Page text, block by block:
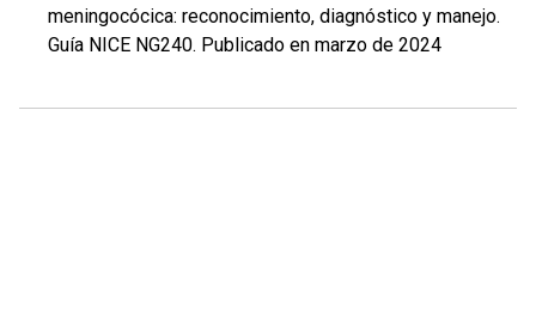
meningocócica: reconocimiento, diagnóstico y manejo.
Guía NICE NG240. Publicado en marzo de 2024